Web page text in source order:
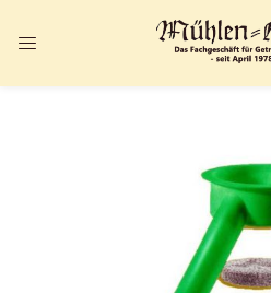
ANMELDEN